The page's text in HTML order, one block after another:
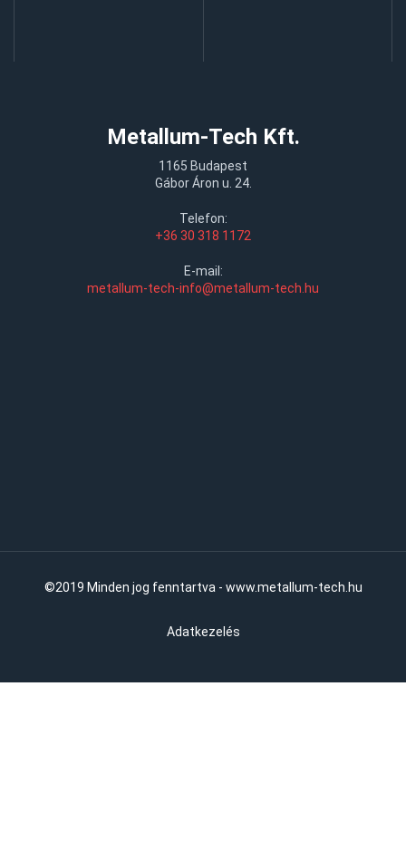
Metallum-Tech Kft.
1165 Budapest
Gábor Áron u. 24.
Telefon:
+36 30 318 1172
E-mail:
metallum-tech-info@metallum-tech.hu
©2019 Minden jog fenntartva - www.metallum-tech.hu
Adatkezelés